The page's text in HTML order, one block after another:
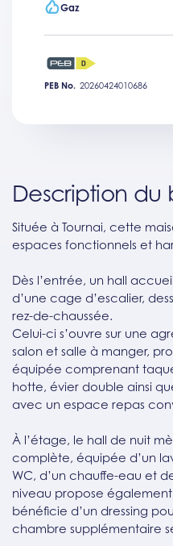
Gaz
PEB No. 20260424010686
Description du
Située à Tournai, cette
espaces fonctionnels et
Dès l’entrée, un hall
d’une cage d’escalier,
rez-de-chaussée.
Celui-ci s’ouvre sur une
salon et salle à manger,
équipée comprenant
hotte, évier double ainsi
avec un espace repas
À l’étage, le hall de nuit
complète, équipée d’un
WC, d’un chauffe-eau et
niveau propose
bénéficie d’un dressing
chambre supplémentaire